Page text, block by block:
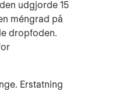
udgjorde 15
méngrad på
dropfoden.
Erstatning